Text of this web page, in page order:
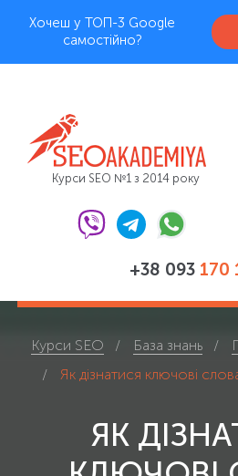
Хочеш у ТОП-3 Google
самостійно?
Курси SEO №1 з 2014 року
+38 093 170
Курси SEO База знань
Як дізнатися ключові
ЯК